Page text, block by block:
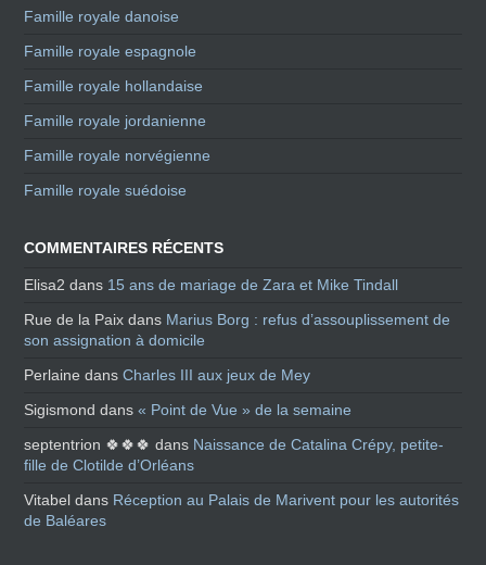
Famille royale danoise
Famille royale espagnole
Famille royale hollandaise
Famille royale jordanienne
Famille royale norvégienne
Famille royale suédoise
COMMENTAIRES RÉCENTS
Elisa2 dans 15 ans de mariage de Zara et Mike Tindall
Rue de la Paix dans Marius Borg : refus d’assouplissement de
son assignation à domicile
Perlaine dansCharles III aux jeux de Mey
Sigismond dans« Point de Vue » de la semaine
septentrion 🍀🍀🍀 dans Naissance de Catalina Crépy, petite-
fille de Clotilde d’Orléans
Vitabel dans Réception au Palais de Marivent pour les autorités
de Baléares